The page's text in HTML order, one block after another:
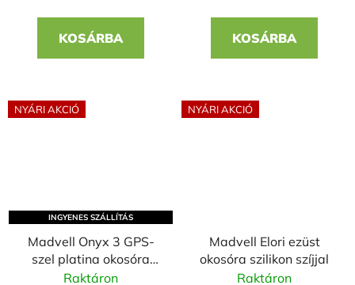
KOSÁRBA KOSÁRBA
NYÁRI AKCIÓ
INGYENES SZÁLLÍTÁS
Madvell Onyx 3 GPS-
szel platina okosóra
szilikon szíjjal
Raktáron
NYÁRI AKCIÓ
Madvell Elori ezüst
okosóra szilikon szíjjal
Raktáron